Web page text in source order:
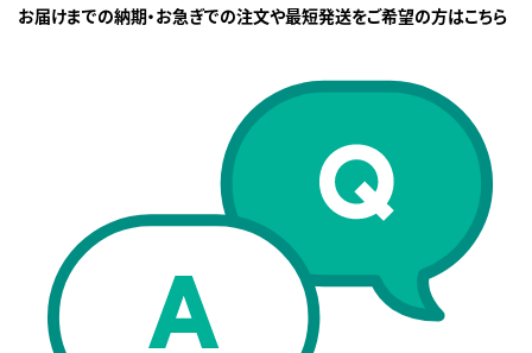
お届けまでの納期・お急ぎでの注文や最短発送をご希望の方はこちら